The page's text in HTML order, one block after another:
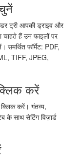
ट्री आपकी ड्राइव और
चाहते हैं उन फाइलों पर
समर्थित फॉर्मेट: PDF,
TIFF, JPEG,
करें
करें। गंतव्य,
के साथ सेटिंग विज़ार्ड